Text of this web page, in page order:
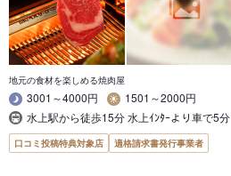
地元の食材を楽しめる焼肉屋
3001～4000円
1501～2000円
水上駅から徒歩15分 水上ｲﾝﾀｰより車で5分
口コミ投稿特典対象店 適格請求書発行事業者